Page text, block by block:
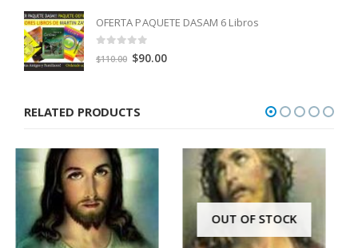
OFERTA PAQUETE DASAM 6 Libros
out of 5
$110.00 Original
$110.00.
$90.00Current
RELATED PRODUCTS
OUT OF STOCK